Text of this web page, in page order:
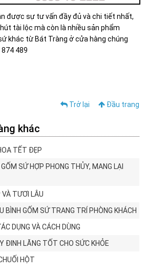
được sự tư vấn đầy đủ và chi tiết nhất,
tài lộc mà còn là nhiều sản phẩm
khác từ Bát Tràng ở cửa hàng chúng
489
Trở lại Đầu trang
khác
TẾT ĐẸP
SỨ HỢP PHONG THỦY, MANG LẠI
TƯƠI LÂU
BÌNH GỐM SỨ TRANG TRÍ PHÒNG KHÁCH
DỤNG VÀ CÁCH DÙNG
ĐINH LĂNG TỐT CHO SỨC KHỎE
HỘT